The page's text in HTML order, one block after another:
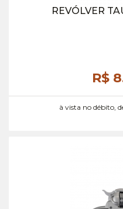
REVÓLVER
R$
à vista no débito,